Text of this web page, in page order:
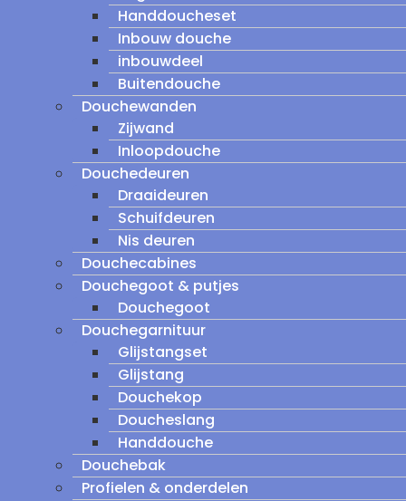
Handdoucheset
Inbouw douche
inbouwdeel
Buitendouche
Douchewanden
Zijwand
Inloopdouche
Douchedeuren
Draaideuren
Schuifdeuren
Nis deuren
Douchecabines
Douchegoot & putjes
Douchegoot
Douchegarnituur
Glijstangset
Glijstang
Douchekop
Doucheslang
Handdouche
Douchebak
Profielen & onderdelen